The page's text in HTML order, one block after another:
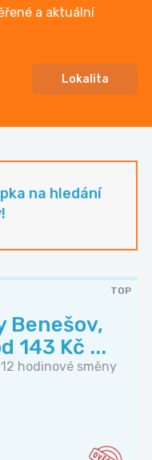
a aktuální
Lokalita
na hledání
TOP
Benešov,
143 Kč ...
hodinové směny